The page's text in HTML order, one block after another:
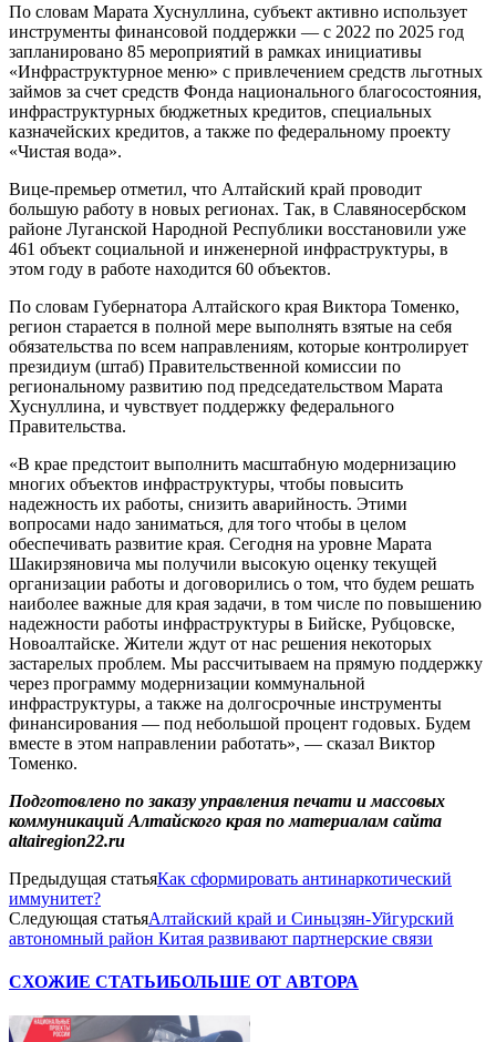
По словам Марата Хуснуллина, субъект активно использует
инструменты финансовой поддержки — с 2022 по 2025 год
запланировано 85 мероприятий в рамках инициативы
«Инфраструктурное меню» с привлечением средств льготных
займов за счет средств Фонда национального благосостояния,
инфраструктурных бюджетных кредитов, специальных
казначейских кредитов, а также по федеральному проекту
«Чистая вода».
Вице-премьер отметил, что Алтайский край проводит
большую работу в новых регионах. Так, в Славяносербском
районе Луганской Народной Республики восстановили уже
461 объект социальной и инженерной инфраструктуры, в
этом году в работе находится 60 объектов.
По словам Губернатора Алтайского края Виктора Томенко,
регион старается в полной мере выполнять взятые на себя
обязательства по всем направлениям, которые контролирует
президиум (штаб) Правительственной комиссии по
региональному развитию под председательством Марата
Хуснуллина, и чувствует поддержку федерального
Правительства.
«В крае предстоит выполнить масштабную модернизацию
многих объектов инфраструктуры, чтобы повысить
надежность их работы, снизить аварийность. Этими
вопросами надо заниматься, для того чтобы в целом
обеспечивать развитие края. Сегодня на уровне Марата
Шакирзяновича мы получили высокую оценку текущей
организации работы и договорились о том, что будем решать
наиболее важные для края задачи, в том числе по повышению
надежности работы инфраструктуры в Бийске, Рубцовске,
Новоалтайске. Жители ждут от нас решения некоторых
застарелых проблем. Мы рассчитываем на прямую поддержку
через программу модернизации коммунальной
инфраструктуры, а также на долгосрочные инструменты
финансирования — под небольшой процент годовых. Будем
вместе в этом направлении работать», — сказал Виктор
Томенко.
Подготовлено по заказу управления печати и массовых
коммуникаций Алтайского края по материалам сайта
altairegion22.ru
Предыдущая статьяКак сформировать антинаркотический
иммунитет?
Следующая статьяАлтайский край и Синьцзян-Уйгурский
автономный район Китая развивают партнерские связи
СХОЖИЕ СТАТЬИБОЛЬШЕ ОТ АВТОРА